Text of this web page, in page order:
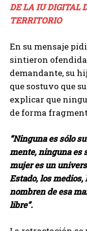
DE LA IU DIGITAL
TERRITORIO
En su mensaje
sintieron
demandante, su
que sostuvo que
explicar que
de forma
“Ninguna es sólo
mente, ninguna es
mujer es un
Estado, los
nombren de esa
libre”.